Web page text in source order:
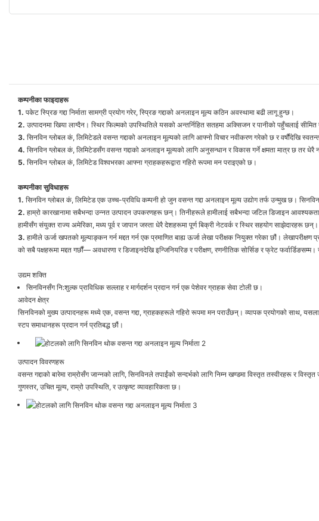
कम्पनीका फाइदाहरू
1. पकेट स्प्रिङ गद्दा निर्माता सामग्री प्रयोग गरेर, स्प्रिङ गद्दाको अनलाइन मूल्य कठिन अवस्थामा बढी लागू हुन्छ।
2. उत्पादनमा खिया लाग्दैन। स्थिर फिल्मको उपस्थितिले यसको अन्तर्निहित सतहमा अक्सिजन र पानीको पहुँचलाई सीमित
3. सिनविन ग्लोबल कं, लिमिटेडले वसन्त गद्दाको अनलाइन मूल्यको लागि आफ्नो विचार नवीकरण गरेको छ र वर्षौंदेखि
4. सिनविन ग्लोबल कं, लिमिटेडसँग वसन्त गद्दाको अनलाइन मूल्यको लागि अनुसन्धान र विकास गर्ने क्षमता मात्र छ तर धेरै
5. सिनविन ग्लोबल कं, लिमिटेड विश्वभरका आफ्ना ग्राहकहरूद्वारा गहिरो रूपमा मन पराइएको छ।
कम्पनीका सुविधाहरू
1. सिनविन ग्लोबल कं, लिमिटेड एक उच्च-प्रविधि कम्पनी हो जुन वसन्त गद्दा अनलाइन मूल्य उद्योग तर्फ उन्मुख छ।
2. हाम्रो कारखानामा सबैभन्दा उन्नत उत्पादन उपकरणहरू छन्। तिनीहरूले हामीलाई सबैभन्दा जटिल डिजाइन
हामीसँग संयुक्त राज्य अमेरिका, मध्य पूर्व र जापान जस्ता धेरै देशहरूमा पूर्ण बिक्री नेटवर्क र स्थिर सहयोग साझेदारहरू छन्।
3. हामीले ऊर्जा खपतको मूल्याङ्कन गर्न मद्दत गर्न एक प्रमाणित बाह्य ऊर्जा लेखा परीक्षक नियुक्त गरेका छौं।
को सबै पक्षहरूमा मद्दत गर्छौं— अवधारणा र डिजाइनदेखि इन्जिनियरिङ र परीक्षण, रणनीतिक सोर्सिङ र फ्रेट
उद्यम शक्ति
सिनविनसँग नि:शुल्क प्राविधिक सल्लाह र मार्गदर्शन प्रदान गर्न एक पेशेवर ग्राहक सेवा टोली छ।
आवेदन क्षेत्र
सिनविनको मुख्य उत्पादनहरू मध्ये एक, वसन्त गद्दा, ग्राहकहरूले गहिरो रूपमा मन पराउँछन्। व्यापक प्रयोगको साथ,
स्टप समाधानहरू प्रदान गर्न प्रतिबद्ध छौं।
उत्पादन विवरणहरू
वसन्त गद्दाको बारेमा राम्रोसँग जान्नको लागि, सिनविनले तपाईंको सन्दर्भको लागि निम्न खण्डमा विस्तृत तस्वीरहरू र
गुणस्तर, उचित मूल्य, राम्रो उपस्थिति, र उत्कृष्ट व्यावहारिकता छ।